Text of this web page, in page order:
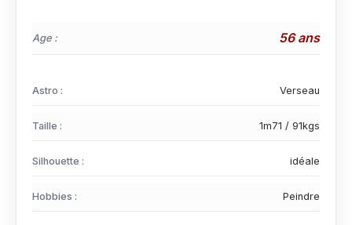
Age : 56 ans
Astro : Verseau
Taille : 1m71 / 91kgs
Silhouette : idéale
Hobbies : Peindre